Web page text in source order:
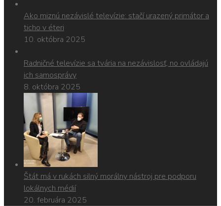
Ako miznú nezávislé televízie: stačí urazený primátor a
ticho v éteri
10. októbra 2025
Radničné televízie sa tvária na nezávislosť, no ovládajú
ich samosprávy
8. októbra 2025
Štát má v rukách silný morálny nástroj pre podporu
lokálnych médií
20. februára 2025